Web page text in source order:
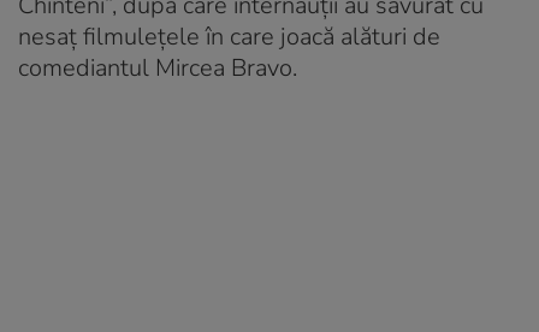
nesaț filmulețele în care joacă alături de
comediantul Mircea Bravo.